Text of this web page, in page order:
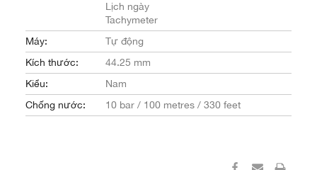
Lịch ngày
Tachymeter
Máy:
Tự động
Kích thước:
44.25 mm
Kiểu:
Nam
Chống nước:
10 bar / 100 metres / 330 feet